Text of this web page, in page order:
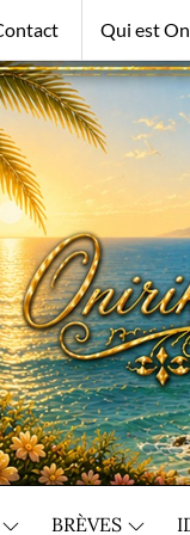
Qui est
BRÈVES